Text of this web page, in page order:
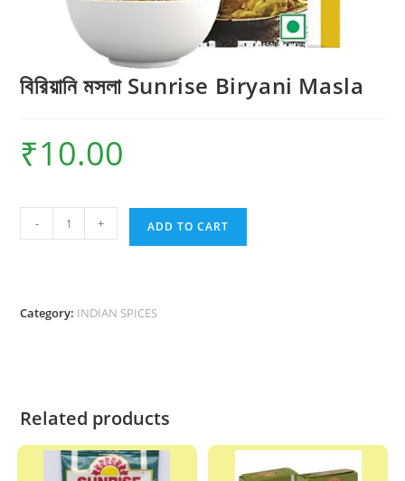
বিরিয়ানি মসলা Sunrise Biryani Masla
₹10.00
মসলা
Masla
- + ADD TO CART
Category: INDIAN SPICES
Related products